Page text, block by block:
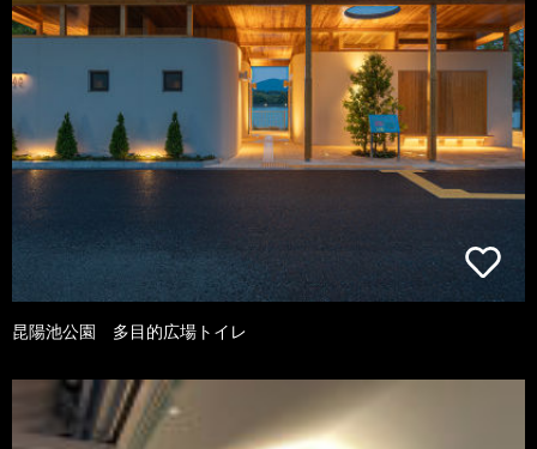
昆陽池公園 多目的広場トイレ